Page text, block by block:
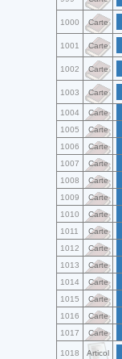
1000 Carte
1001 Carte
1002 Carte
1003 Carte
1004 Carte
1005 Carte
1006 Carte
1007 Carte
1008 Carte
1009 Carte
1010 Carte
1011 Carte
1012 Carte
1013 Carte
1014 Carte
1015 Carte
1016 Carte
1017 Carte
1018 Articol